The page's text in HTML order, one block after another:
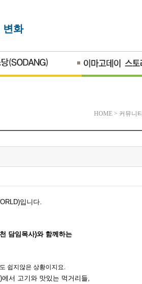
변화
HOME > 커뮤니티
입니다.
담임목사)와 함께하는
쉽지않은 상황이지요
)에서 고기와 맛있는 먹거리들